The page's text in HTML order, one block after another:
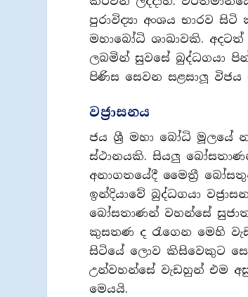
පුරාවිද්‍යා අංශය භාරව
මහාබෝධි ශාඛාවකි.
ලබමින් සුවසේ බුද්ධගයා
පිණිස සෙවන සළසාලූ විජය
වජ්‍රාසනය
ජය ශ්‍රී මහා බෝධි මූලයේ
ස්ථානයකි. සියලු
අනාගතයේදී මෛත්‍රී
ඉන්දියාවේ බුද්ධගයා
බෝසතාණන් වහන්සේ
කුසතණ ද රැගෙන මෙහි
සිටියේ ලොව කිසිවෙකුට
උන්වහන්සේ වැඩහුන් එම
මෙයයි.